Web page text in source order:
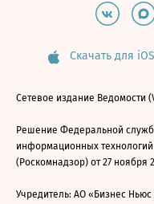
Скачать для iOS
Сетевое издание Ведомости
Решение Федеральной
информационных
(Роскомнадзор) от 27 ноября
Учредитель: АО «Бизнес